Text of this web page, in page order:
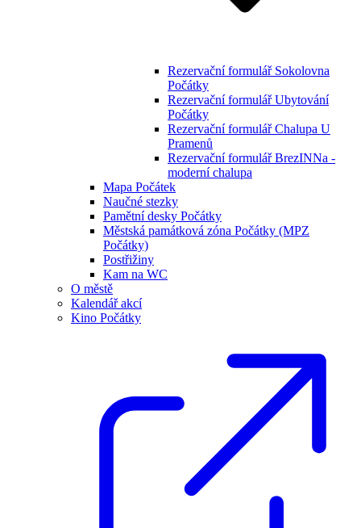
Rezervační formulář Sokolovna
Počátky
Rezervační formulář Ubytování
Počátky
Rezervační formulář Chalupa U
Pramenů
Rezervační formulář BrezINNa -
moderní chalupa
Mapa Počátek
Naučné stezky
Pamětní desky Počátky
Městská památková zóna Počátky (MPZ
Počátky)
Postřižiny
Kam na WC
O městě
Kalendář akcí
Kino Počátky